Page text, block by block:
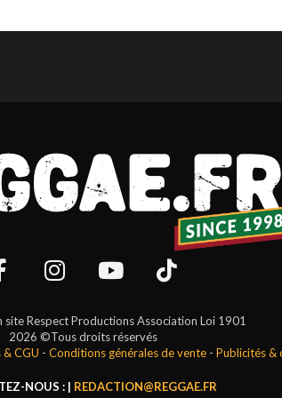
site Respect Productions Association Loi 1901
2026 ©Tous droits réservés
CGU - Conditions générales de vente- Publicités &
NOUS : | REDACTION@REGGAE.FR